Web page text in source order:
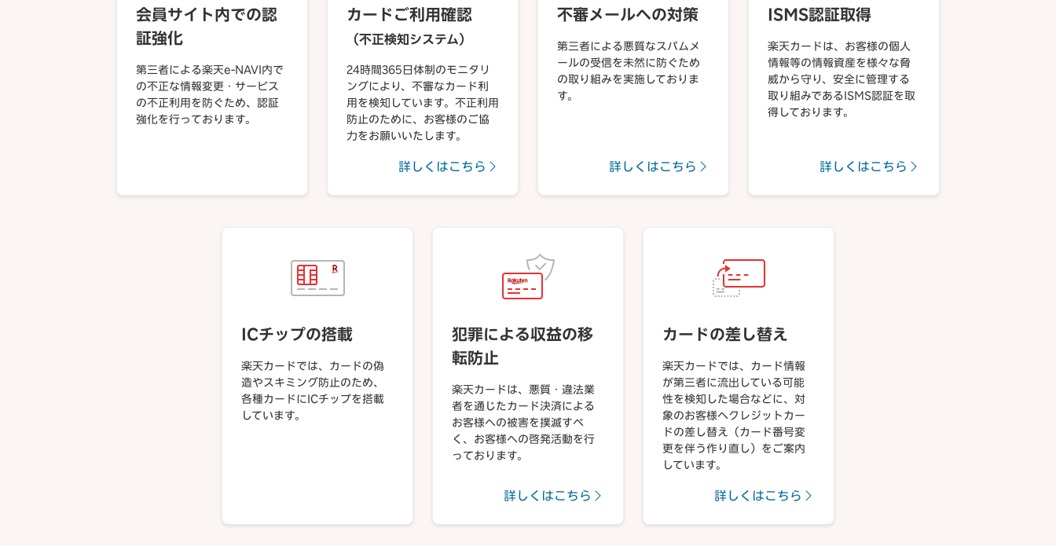
会員サイト内での認
証強化
第三者による楽天e-NAVI内で
の不正な情報変更・サービス
の不正利用を防ぐため、認証
強化を行っております。
カードご利用確認
（不正検知システム）
24時間365日体制のモニタリ
ングにより、不審なカード利
用を検知しています。不正利用
防止のために、お客様のご協
力をお願いいたします。
詳しくはこちら
不審メールへの対策
第三者による悪質なスパムメ
ールの受信を未然に防ぐため
の取り組みを実施しておりま
す。
詳しくはこちら
ISMS認証取得
楽天カードは、お客様の個人
情報等の情報資産を様々な脅
威から守り、安全に管理する
取り組みであるISMS認証を取
得しております。
詳しくはこちら
ICチップの搭載
楽天カードでは、カードの偽
造やスキミング防止のため、
各種カードにICチップを搭載
しています。
犯罪による収益の移
転防止
楽天カードは、悪質・違法業
者を通じたカード決済による
お客様への被害を撲滅すべ
く、お客様への啓発活動を行
っております。
詳しくはこちら
カードの差し替え
楽天カードでは、カード情報
が第三者に流出している可能
性を検知した場合などに、対
象のお客様へクレジットカー
ドの差し替え（カード番号変
更を伴う作り直し）をご案内
しています。
詳しくはこちら